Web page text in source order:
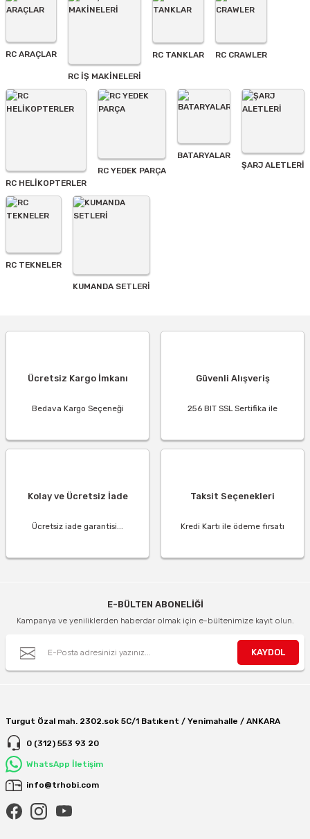
Ürün açıklamasında eksik bilgiler bulunuyor.
Ürün fiyatı diğer sitelerden daha pahalı.
Bu ürüne benzer farklı alternatifler olmalı.
Gönder
RC ARAÇLAR
RC İŞ MAKİNELERİ
RC TANKLAR RC CRAWLER
RC HELİKOPTERLER
RC YEDEK PARÇA
BATARYALAR
ŞARJ ALETLERI
RC TEKNELER
KUMANDA SETLERİ
Ücretsiz Kargo İmkanı
Bedava Kargo Seçeneği
Güvenli Alışveriş
256 BIT SSL Sertifika ile
Kolay ve Ücretsiz İade
Ücretsiz iade garantisi...
Taksit Seçenekleri
Kredi Kartı ile ödeme fırsatı
E-BÜLTEN ABONELİĞİ
Kampanya ve yeniliklerden haberdar olmak için e-bültenimize kayıt olun.
KAYDOL
Turgut Özal mah. 2302.sok 5C/1 Batıkent / Yenimahalle / ANKARA
0 (312) 553 93 20
WhatsApp İletişim
info@trhobi.com